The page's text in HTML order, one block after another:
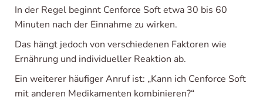
In der Regel beginnt Cenforce Soft etwa 30 bis 60
Minuten nach der Einnahme zu wirken.
Das hängt jedoch von verschiedenen Faktoren wie
Ernährung und individueller Reaktion ab.
Ein weiterer häufiger Anruf ist: „Kann ich Cenforce Soft
mit anderen Medikamenten kombinieren?“